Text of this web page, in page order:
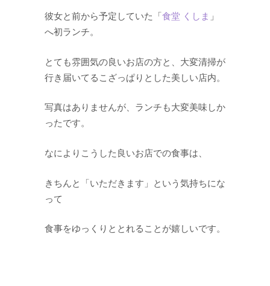
彼女と前から予定していた「食堂 くしま 」
へ初ランチ。
とても雰囲気の良いお店の方と、大変清掃が
行き届いてるこざっぱりとした美しい店内。
写真はありませんが、ランチも大変美味しか
ったです。
なによりこうした良いお店での食事は、
きちんと「いただきます」という気持ちにな
って
食事をゆっくりととれることが嬉しいです。